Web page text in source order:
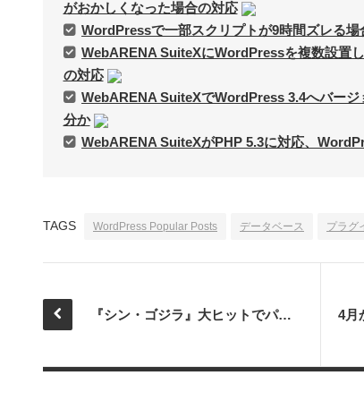
がおかしくなった場合の対応
WordPressで一部スクリプトが9時間ズレる場
WebARENA SuiteXにWordPressを複数設置
の対応
WebARENA SuiteXでWordPress 3.4へバー
分か
WebARENA SuiteXがPHP 5.3に対応、
TAGS WordPress Popular Posts データベース プラグ
『シン・ゴジラ』大ヒットでパンフレット売り切れ、「TOHOシネマズ新宿」でやっと購入